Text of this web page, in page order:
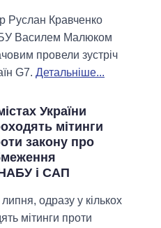
Руслан Кравченко
Василем Малюком
провели зустріч
G7. Детальніше...
України
мітинги
закону про
і САП
одразу у кількох
мітинги проти